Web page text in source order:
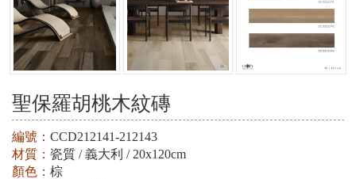
聖保羅胡桃木紋磚
編號： CCD212141-212143
材質： 瓷質 / 義大利 / 20x120cm
顏色： 棕